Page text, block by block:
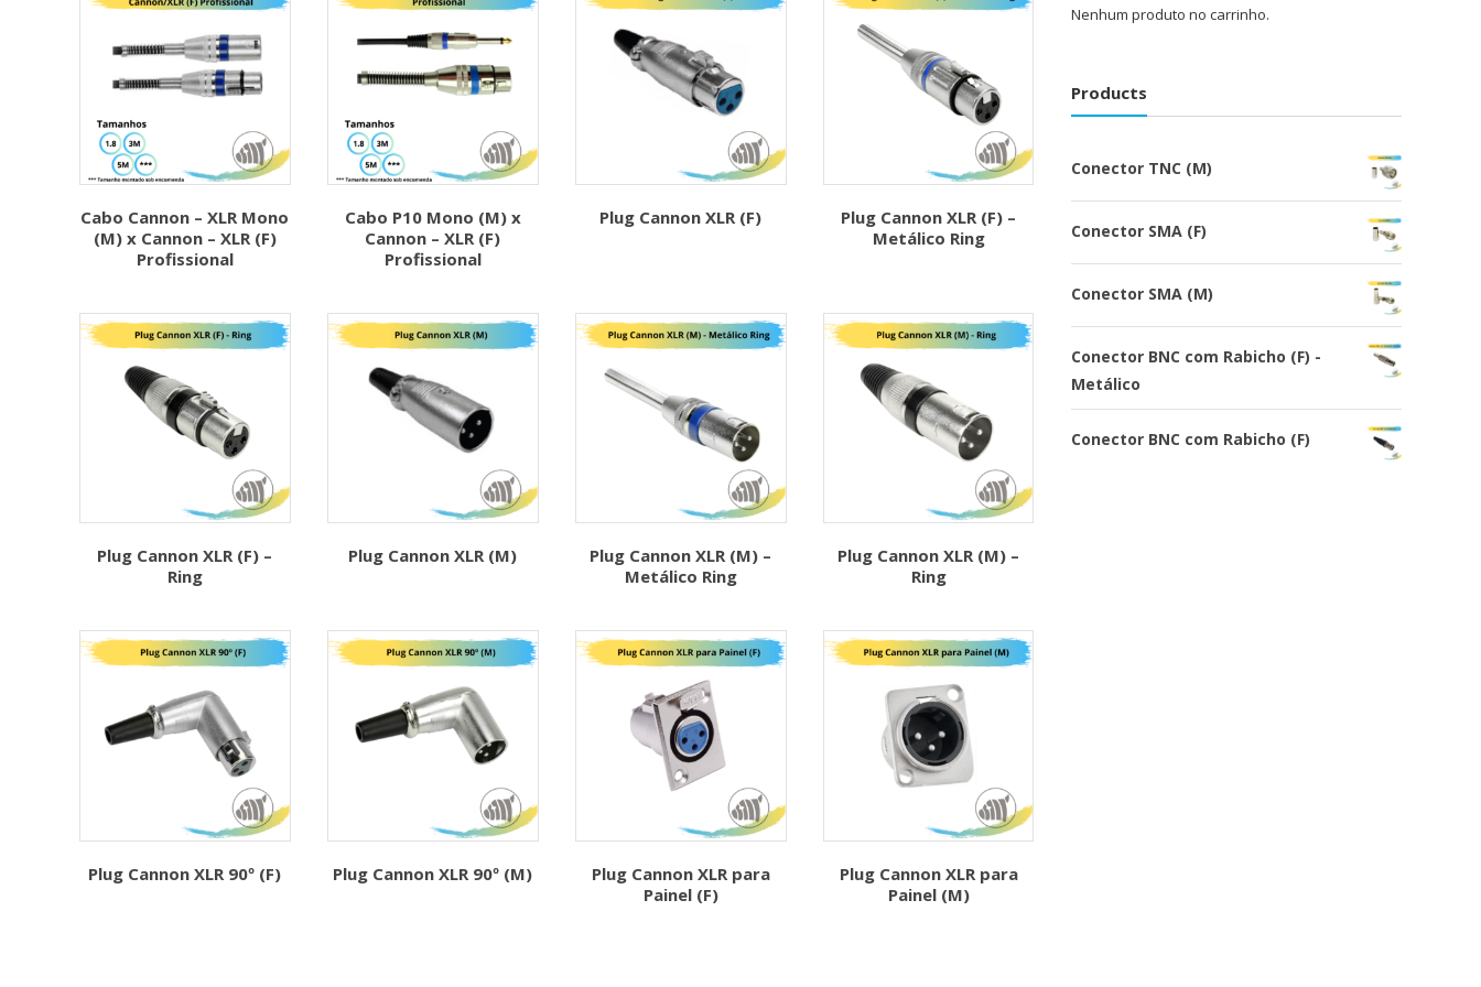
Cabo Cannon – XLR Mono
(M) x Cannon – XLR (F)
Profissional
Cabo P10 Mono (M) x
Cannon – XLR (F)
Profissional
Plug Cannon XLR (F)
Plug Cannon XLR (F) –
Metálico Ring
Plug Cannon XLR (F) –
Ring
Plug Cannon XLR (M)
Plug Cannon XLR (M) –
Metálico Ring
Plug Cannon XLR (M) –
Ring
Plug Cannon XLR 90º (F) Plug Cannon XLR 90º (M)
Plug Cannon XLR para
Painel (F)
Plug Cannon XLR para
Painel (M)
Nenhum produto no carrinho.
Products
Conector TNC (M)
Conector SMA (F)
Conector SMA (M)
Conector BNC com Rabicho (F) -
Metálico
Conector BNC com Rabicho (F)